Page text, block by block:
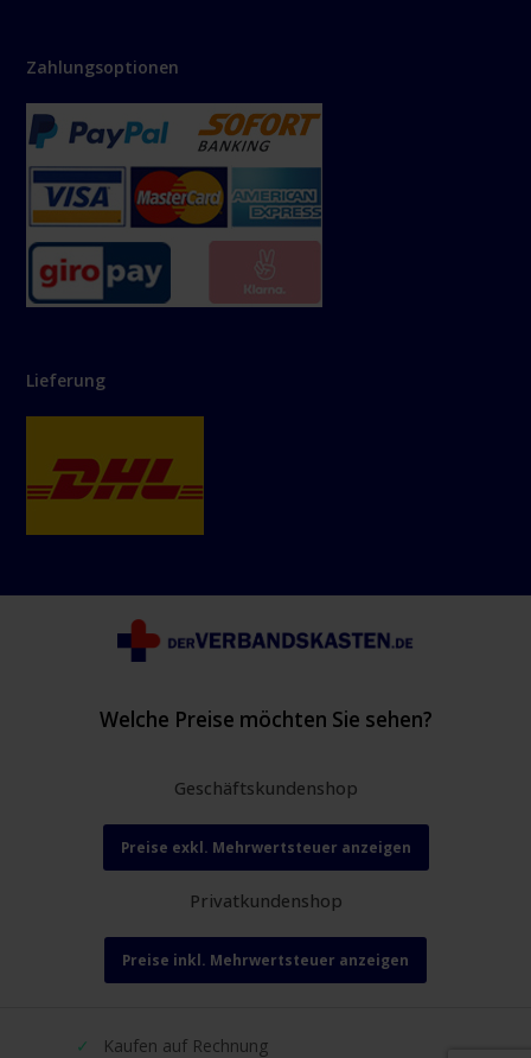
Zahlungsoptionen
Lieferung
Welche Preise möchten Sie sehen?
Geschäftskundenshop
Preise exkl. Mehrwertsteuer anzeigen
Privatkundenshop
Preise inkl. Mehrwertsteuer anzeigen
Kaufen auf Rechnung